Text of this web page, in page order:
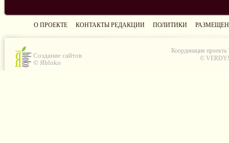
О ПРОЕКТЕ КОНТАКТЫ РЕДАКЦИИ ПОЛИТИКИ
Создание сайтов
© Яbloko
Координация проекта
©